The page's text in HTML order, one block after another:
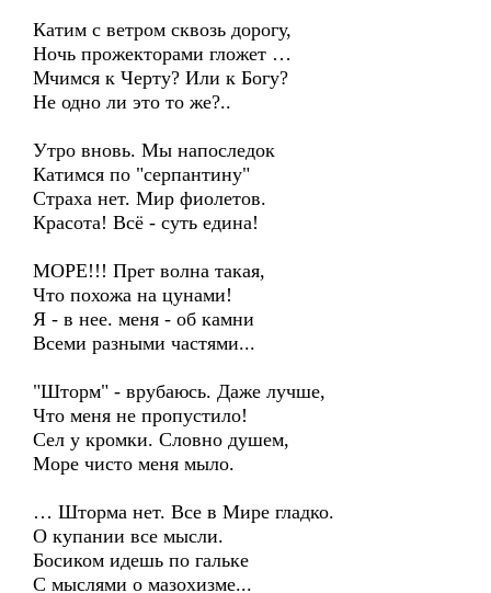
Катим с ветром сквозь дорогу,
Ночь прожекторами гложет …
Мчимся к Черту? Или к Богу?
Не одно ли это то же?..
Утро вновь. Мы напоследок
Катимся по "серпантину"
Страха нет. Мир фиолетов.
Красота! Всё - суть едина!
МОРЕ!!! Прет волна такая,
Что похожа на цунами!
Я - в нее. меня - об камни
Всеми разными частями...
"Шторм" - врубаюсь. Даже лучше,
Что меня не пропустило!
Сел у кромки. Словно душем,
Море чисто меня мыло.
… Шторма нет. Все в Мире гладко.
О купании все мысли.
Босиком идешь по гальке
С мыслями о мазохизме...